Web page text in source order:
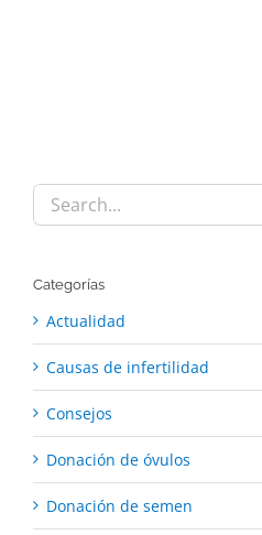
Search
for:
Categorías
Actualidad
Causas de infertilidad
Consejos
Donación de óvulos
Donación de semen